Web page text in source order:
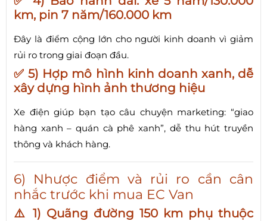
km, pin 7 năm/160.000 km
Đây là điểm cộng lớn cho người kinh doanh vì giảm
rủi ro trong giai đoạn đầu.
✅ 5) Hợp mô hình kinh doanh xanh, dễ
xây dựng hình ảnh thương hiệu
Xe điện giúp bạn tạo câu chuyện marketing: “giao
hàng xanh – quán cà phê xanh”, dễ thu hút truyền
thông và khách hàng.
6) Nhược điểm và rủi ro cần cân
nhắc trước khi mua EC Van
⚠️ 1) Quãng đường 150 km phụ thuộc